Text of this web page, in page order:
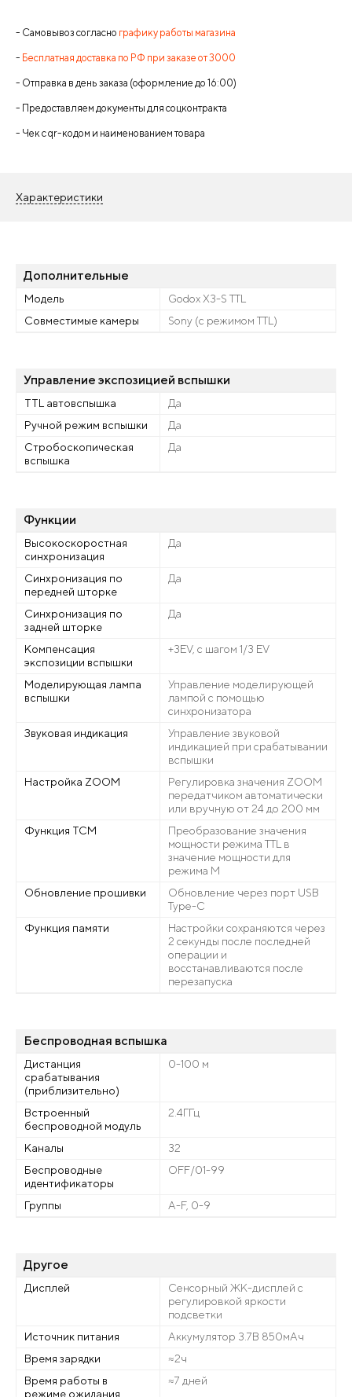
- Самовывоз согласно графику работы магазина
- Бесплатная доставка по РФ при заказе от 3000
- Отправка в день заказа (оформление до 16:00)
- Предоставляем документы для соцконтракта
- Чек с qr-кодом и наименованием товара
Характеристики
Дополнительные
Модель
Godox X3-S TTL
Совместимые камеры
Sony (с режимом TTL)
Управление экспозицией вспышки
TTL автовспышка
Да
Ручной режим вспышки
Да
Стробоскопическая
вспышка
Да
Функции
Высокоскоростная
синхронизация
Да
Синхронизация по
передней шторке
Да
Синхронизация по
задней шторке
Да
Компенсация
экспозиции вспышки
+3EV, с шагом 1/3 EV
Моделирующая лампа
вспышки
Управление моделирующей
лампой с помощью
синхронизатора
Звуковая индикация
Управление звуковой
индикацией при срабатывании
вспышки
Настройка ZOOM
Регулировка значения ZOOM
передатчиком автоматически
или вручную от 24 до 200 мм
Функция TCM
Преобразование значения
мощности режима TTL в
значение мощности для
режима M
Обновление прошивки
Обновление через порт USB
Type-C
Функция памяти
Настройки сохраняются через
2 секунды после последней
операции и
восстанавливаются после
перезапуска
Беспроводная вспышка
Дистанция
срабатывания
(приблизительно)
0-100 м
Встроенный
беспроводной модуль
2.4ГГц
Каналы
32
Беспроводные
идентификаторы
OFF/01-99
Группы A-F, 0-9
Другое
Дисплей
Сенсорный ЖК-дисплей с
регулировкой яркости
подсветки
Источник питания
Аккумулятор 3.7В 850мАч
Время зарядки
≈2ч
Время работы в
режиме ожидания
≈7 дней